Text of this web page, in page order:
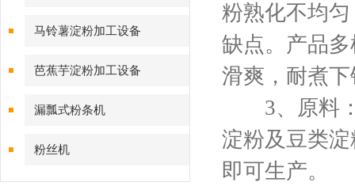
马铃薯淀粉加工设备
芭蕉芋淀粉加工设备
漏瓢式粉条机
粉丝机
粉熟化不均
缺点。产品
滑爽，耐煮
3、原料：
淀粉及豆类
即可生产。